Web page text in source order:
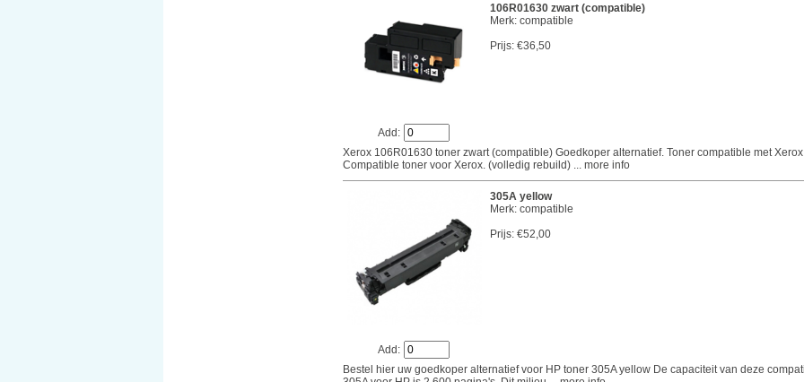
Add:
106R01630 zwart (compatible)
Merk: compatible
Prijs: €36,50
Xerox 106R01630 toner zwart (compatible) Goedkoper alternatief. Toner compatible met
Compatible toner voor Xerox. (volledig rebuild)... more info
Add:
305A yellow
Merk: compatible
Prijs: €52,00
Bestel hier uw goedkoper alternatief voor HP toner 305A yellow De capaciteit van deze